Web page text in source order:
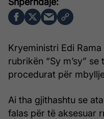
Kryeministri Edi
rubrikën “Sy m’sy”
procedurat për
Ai tha gjithashtu se
falas për të aksesuar